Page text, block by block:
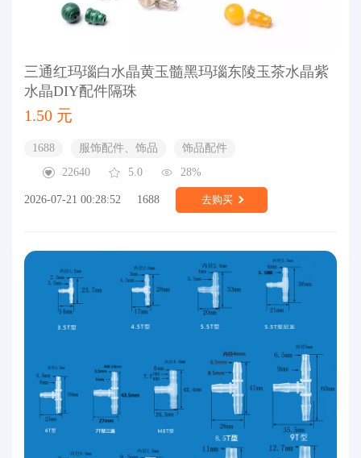
三通红玛瑙白水晶黄玉髓黑玛瑙东陵玉茶水晶紫
水晶DIY配件隔珠
1.50 元
1688 服饰配件、饰品
饰品配件
22640
5.0 28%
2026-07-21 00:28:52 1688 去购买